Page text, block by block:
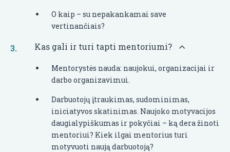
O kaip – su nepakankamai save
vertinančiais?
Kas gali ir turi tapti mentoriumi?
Mentorystės nauda: naujokui, organizacijai ir
darbo organizavimui.
Darbuotojų įtraukimas, sudominimas,
iniciatyvos skatinimas. Naujoko motyvacijos
daugialypiškumas ir pokyčiai – ką dera žinoti
mentoriui? Kiek ilgai mentorius turi
motyvuoti naują darbuotoją?